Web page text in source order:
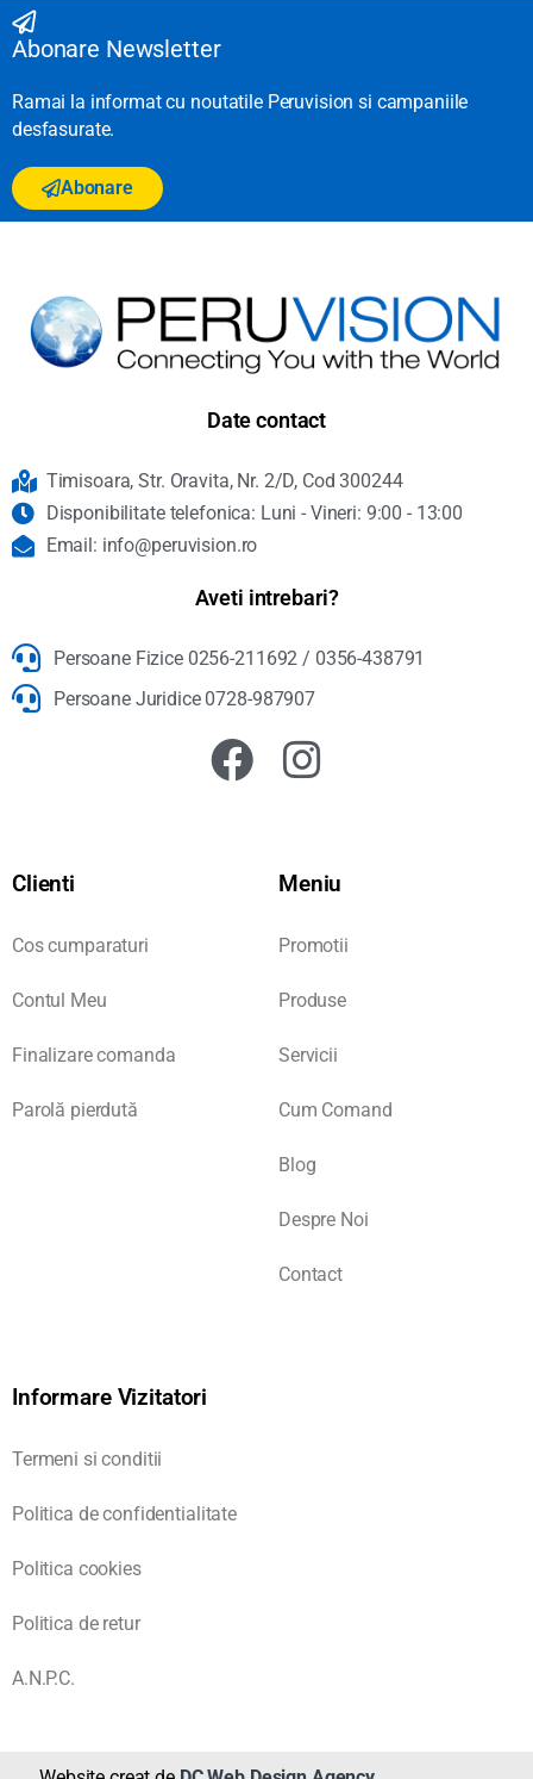
Abonare Newsletter
Ramai la informat cu noutatile Peruvision si campaniile
desfasurate.
Abonare
Date contact
Timisoara, Str. Oravita, Nr. 2/D, Cod 300244
Disponibilitate telefonica: Luni - Vineri: 9:00 - 13:00
Email: info@peruvision.ro
Aveti intrebari?
Persoane Fizice 0256-211692 / 0356-438791
Persoane Juridice 0728-987907
Clienti
Cos cumparaturi
Contul Meu
Finalizare comanda
Parolă pierdută
Meniu
Promotii
Produse
Servicii
Cum Comand
Blog
Despre Noi
Contact
Informare Vizitatori
Termeni si conditii
Politica de confidentialitate
Politica cookies
Politica de retur
A.N.P.C.